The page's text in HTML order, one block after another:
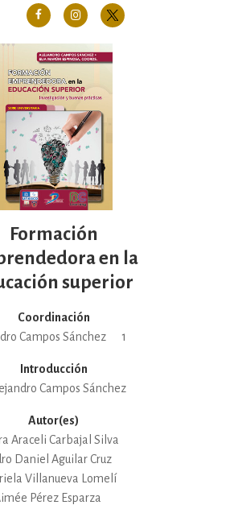
Formación
en la
superior
Coordinación
Campos Sánchez
1
Introducción
Campos Sánchez
Autor(es)
Araceli Carbajal Silva
Daniel Aguilar Cruz
Villanueva Lomelí
Pérez Esparza